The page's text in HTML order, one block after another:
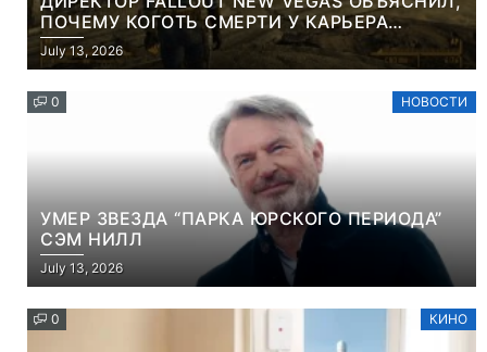
ПОЧЕМУ КОГОТЬ СМЕРТИ У КАРЬЕРА
НАМЕРЕННО СНОСИТ ВАМ ГОЛОВУ
July 13, 2026
0 НОВОСТИ
УМЕР ЗВЕЗДА “ПАРКА ЮРСКОГО ПЕРИОДА”
СЭМ НИЛЛ
July 13, 2026
0 КИНО